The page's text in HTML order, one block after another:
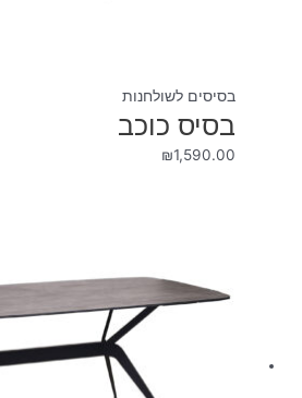
בסיסים לשולחנות
בסיס כוכב
₪1,590.00